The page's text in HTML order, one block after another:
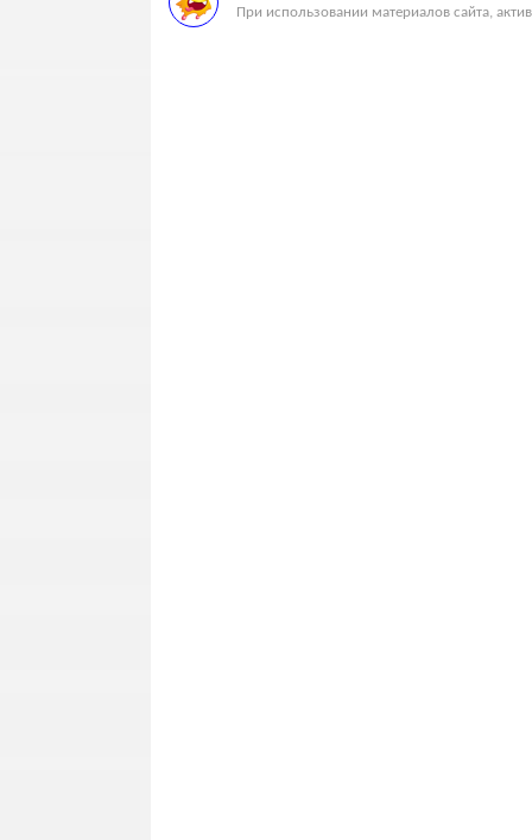
При использовании материалов сайта,